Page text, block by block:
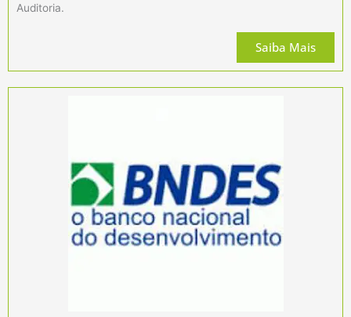
Auditoria.
Saiba Mais